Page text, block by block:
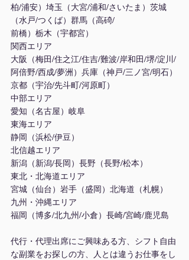
柏/浦安）埼玉（大宮/浦和/さいたま）茨城
（水戸/つくば）群馬（高碕/
前橋）栃木（宇都宮）
関西エリア
大阪（梅田/住之江/住吉/難波/岸和田/堺/淀川/
阿倍野/西成/夢洲）兵庫（神戸/三ノ宮/明石）
京都（宇治/先斗町/河原町）
中部エリア
愛知（名古屋）岐阜
東海エリア
静岡（浜松/伊豆）
北信越エリア
新潟（新潟/長岡）長野（長野/松本）
東北・北海道エリア
宮城（仙台）岩手（盛岡）北海道（札幌）
九州・沖縄エリア
福岡（博多/北九州/小倉）長崎/宮崎/鹿児島
代行・代理出席にご興味ある方、シフト自由
な副業をお探しの方、人とは違うお仕事をし